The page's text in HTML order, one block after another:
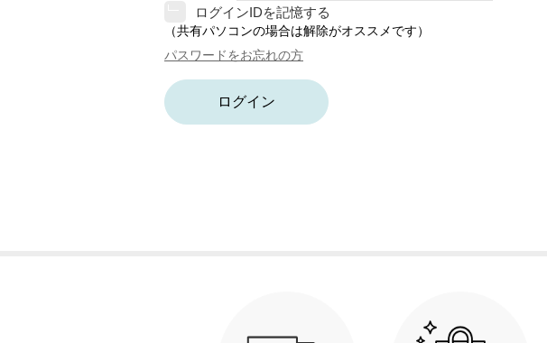
ログインIDを記憶する
（共有パソコンの場合は解除がオススメです）
パスワードをお忘れの方
ログイン